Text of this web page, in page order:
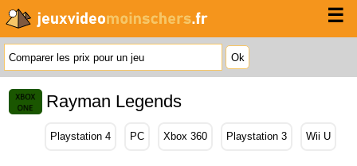
☰
Rayman Legends
Playstation 4 PC Xbox 360 Playstation 3 Wii U